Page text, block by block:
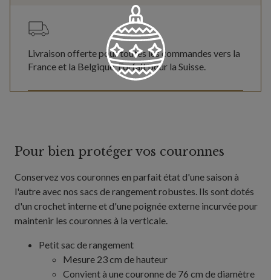
Livraison offerte pour toutes les commandes vers la
France et la Belgique. Forfait pour la Suisse.
Pour bien protéger vos couronnes
Conservez vos couronnes en parfait état d'une saison à
l'autre avec nos sacs de rangement robustes. Ils sont dotés
d'un crochet interne et d'une poignée externe incurvée pour
maintenir les couronnes à la verticale.
Petit sac de rangement
Mesure 23 cm de hauteur
Convient à une couronne de 76 cm de diamètre